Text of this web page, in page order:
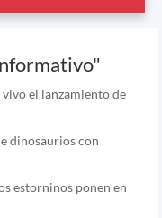
vivo el lanzamiento de
dinosaurios con
estorninos ponen en